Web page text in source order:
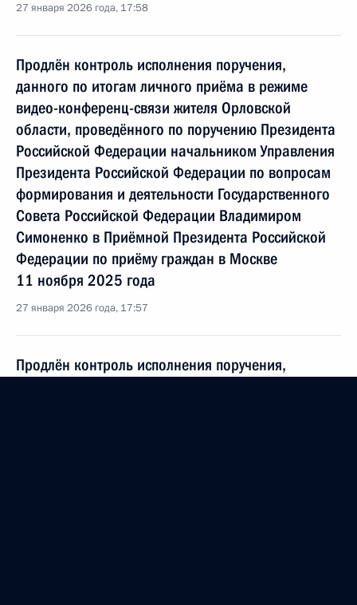
27 января 2026 года, 17:58
Продлён контроль исполнения поручения,
данного по итогам личного приёма в режиме
видео-конференц-связи жителя Орловской
области, проведённого по поручению Президента
Российской Федерации начальником Управления
Президента Российской Федерации по вопросам
формирования и деятельности Государственного
Совета Российской Федерации Владимиром
Симоненко в Приёмной Президента Российской
Федерации по приёму граждан в Москве
11 ноября 2025 года
27 января 2026 года, 17:57
Продлён контроль исполнения поручения,